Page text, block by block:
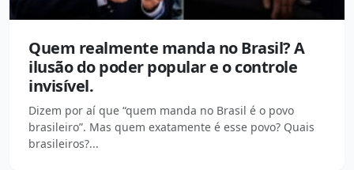
Quem realmente manda no Brasil? A
ilusão do poder popular e o controle
invisível.
Dizem por aí que “quem manda no Brasil é o povo
brasileiro”. Mas quem exatamente é esse povo? Quais
brasileiros?...